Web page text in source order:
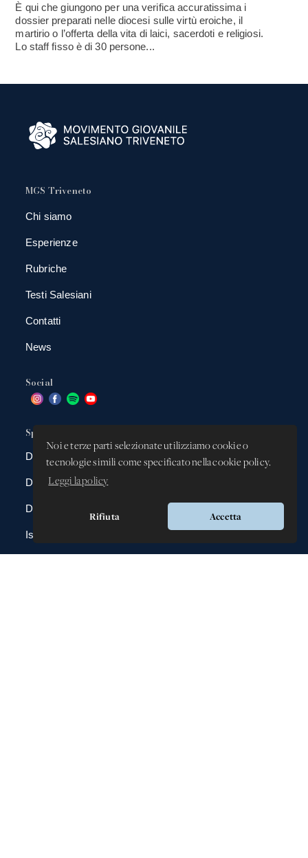
Noi e terze parti selezionate utilizziamo cookie o
tecnologie simili come specificato nella cookie policy.
Leggi la policy
Rifiuta Accetta
È qui che giungono per una verifica accuratissima i
dossier preparati nelle diocesi sulle virtù eroiche, il
martirio o l’offerta della vita di laici, sacerdoti e religiosi.
Lo staff fisso è di 30 persone...
MGS Triveneto
Chi siamo
Esperienze
Rubriche
Testi Salesiani
Contatti
News
Social
Spazio app
DBAnima
DBContest
DBDrive
Iscrizioni